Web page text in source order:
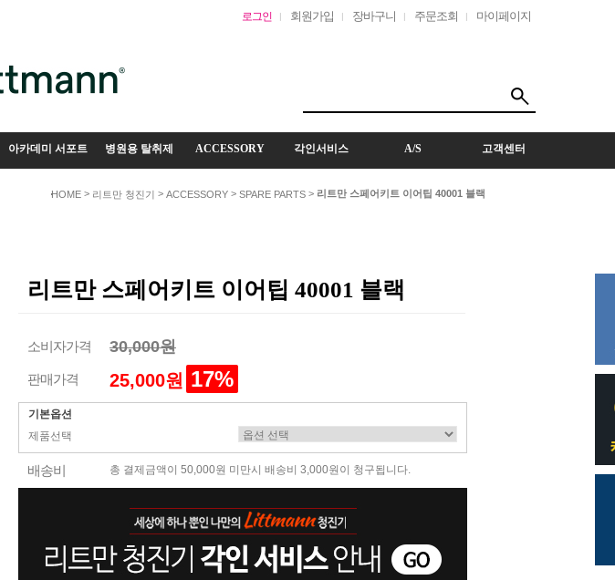
로그인 회원가입 장바구니 주문조회 마이페이지
아카데미 서포트 병원용 탈취제 ACCESSORY 각인서비스 A/S 고객센터
HOME > 리트만 청진기 > ACCESSORY > SPARE PARTS > 리트만 스페어키트 이어팁 40001 블랙
리트만 스페어키트 이어팁 40001 블랙
소비자가격 30,000원
판매가격 25,000원 17%
기본옵션
제품선택
배송비 총 결제금액이 50,000원 미만시 배송비 3,000원이 청구됩니다.